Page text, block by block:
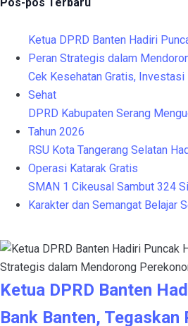
Pos-pos Terbaru
Ketua DPRD Banten Hadiri
Peran Strategis dalam
Cek Kesehatan Gratis,
Sehat
DPRD Kabupaten Serang
Tahun 2026
RSU Kota Tangerang Selatan
Operasi Katarak Gratis
SMAN 1 Cikeusal Sambut 324
Karakter dan Semangat Belajar
Ketua DPRD Banten
Bank Banten,